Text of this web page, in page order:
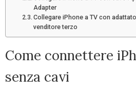
Adapter
Collegare iPhone a TV con
venditore terzo
Come connettere
senza cavi